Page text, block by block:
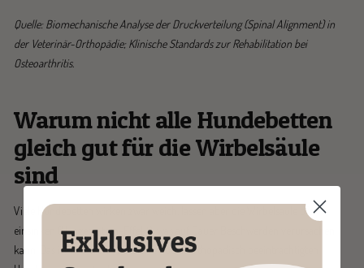
Quelle: Biomechanische Analyse der Druckverteilung (Spinal Alignment) in
der Veterinär-Orthopädie; Klinische Standards zur Rehabilitation bei
Osteoarthritis.
Warum nicht alle Hundebetten
gleich gut für die Wirbelsäule
sind
Viele Hundebetten wirken zwar weich, lassen aber die Wirbelsäule oft
einsinken (Hängematten-Effekt), was auf Dauer Beschwerden verursachen
kann. Das ist besonders bei älteren oder orthopädisch beeinträchtigten